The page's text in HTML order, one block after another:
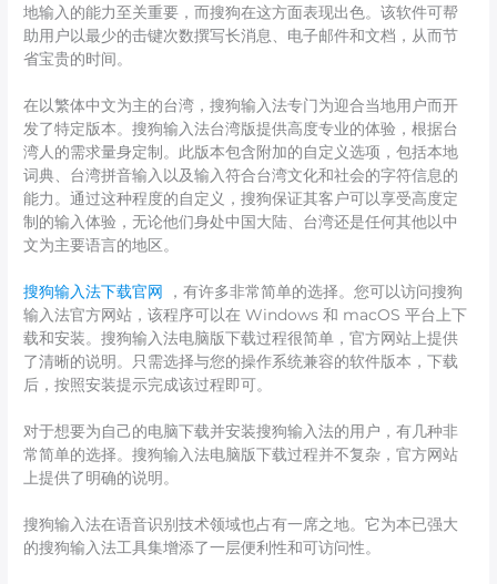
地输入的能力至关重要，而搜狗在这方面表现出色。该软件可帮
助用户以最少的击键次数撰写长消息、电子邮件和文档，从而节
省宝贵的时间。
在以繁体中文为主的台湾，搜狗输入法专门为迎合当地用户而开
发了特定版本。搜狗输入法台湾版提供高度专业的体验，根据台
湾人的需求量身定制。此版本包含附加的自定义选项，包括本地
词典、台湾拼音输入以及输入符合台湾文化和社会的字符信息的
能力。通过这种程度的自定义，搜狗保证其客户可以享受高度定
制的输入体验，无论他们身处中国大陆、台湾还是任何其他以中
文为主要语言的地区。
搜狗输入法下载官网 ，有许多非常简单的选择。您可以访问搜狗
输入法官方网站，该程序可以在 Windows 和 macOS 平台上下
载和安装。搜狗输入法电脑版下载过程很简单，官方网站上提供
了清晰的说明。只需选择与您的操作系统兼容的软件版本，下载
后，按照安装提示完成该过程即可。
对于想要为自己的电脑下载并安装搜狗输入法的用户，有几种非
常简单的选择。搜狗输入法电脑版下载过程并不复杂，官方网站
上提供了明确的说明。
搜狗输入法在语音识别技术领域也占有一席之地。它为本已强大
的搜狗输入法工具集增添了一层便利性和可访问性。